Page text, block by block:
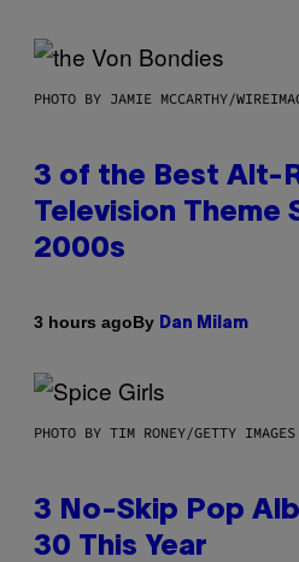
PHOTO BY JAMIE MCCARTHY/
3 of the Best Alt-
Television Theme
2000s
3 hours agoBy Dan Milam
PHOTO BY TIM RONEY/GETTY IMAGES
3 No-Skip Pop
30 This Year